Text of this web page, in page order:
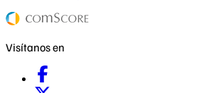
Visítanos en